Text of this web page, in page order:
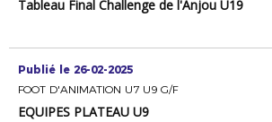
Tableau Final Challenge de l'Anjou U19
Publié le 26-02-2025
FOOT D'ANIMATION U7 U9 G/F
EQUIPES PLATEAU U9